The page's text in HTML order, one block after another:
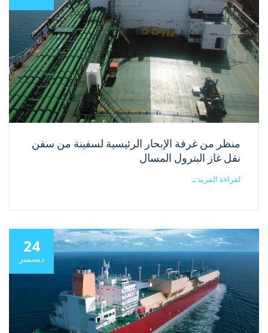
منظر من غرفة الإبحار الرئيسية لسفينة من سفن
نقل غاز البترول المسال
لقراءة المزيد→
24
ديسمبر